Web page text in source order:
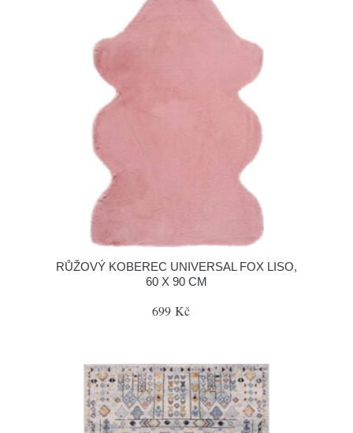
RŮŽOVÝ KOBEREC UNIVERSAL FOX LISO,
60 X 90 CM
699 Kč